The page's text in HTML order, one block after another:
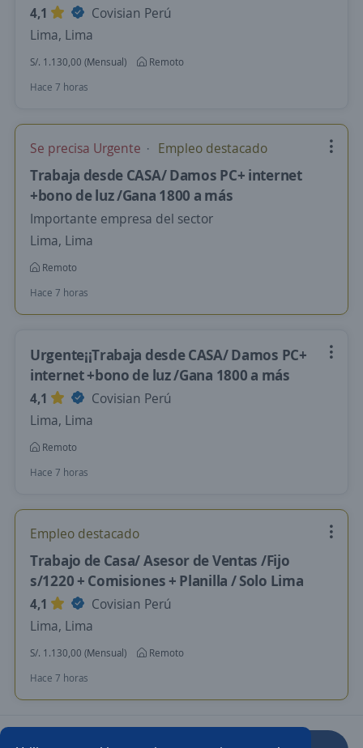
4,1
Covisian Perú
Lima, Lima
S/. 1.130,00 (Mensual)
Remoto
Hace 7 horas
Se precisa Urgente Empleo destacado
Trabaja desde CASA/ Damos PC+ internet
+bono de luz /Gana 1800 a más
Importante empresa del sector
Lima, Lima
Remoto
Hace 7 horas
Urgente¡¡Trabaja desde CASA/ Damos PC+
internet +bono de luz /Gana 1800 a más
4,1
Covisian Perú
Lima, Lima
Remoto
Hace 7 horas
Empleo destacado
Trabajo de Casa/ Asesor de Ventas /Fijo
s/1220 + Comisiones + Planilla / Solo Lima
4,1
Covisian Perú
Lima, Lima
S/. 1.130,00 (Mensual)
Remoto
Hace 7 horas